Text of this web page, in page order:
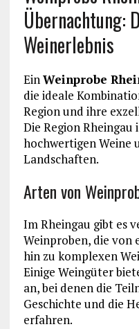
Übernachtung:
Weinerlebnis
EinWeinprobe
die ideale
Region und ihre
Die Region
hochwertigen Weine
Landschaften.
Arten von
Im Rheingau gibt es
Weinproben, die von
hin zu komplexen
Einige Weingüter
an, bei denen die
Geschichte und die
erfahren.